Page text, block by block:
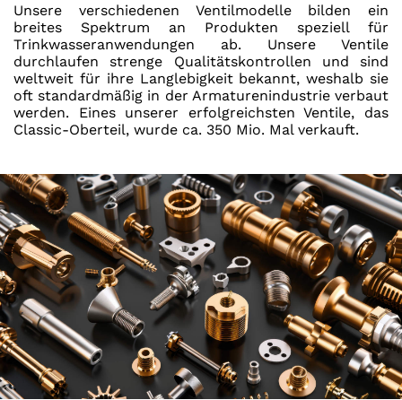
Unsere verschiedenen Ventilmodelle bilden ein
breites Spektrum an Produkten speziell für
Trinkwasseranwendungen ab. Unsere Ventile
durchlaufen strenge Qualitätskontrollen und sind
weltweit für ihre Langlebigkeit bekannt, weshalb sie
oft standardmäßig in der Armaturenindustrie verbaut
werden. Eines unserer erfolgreichsten Ventile, das
Classic-Oberteil, wurde ca. 350 Mio. Mal verkauft.